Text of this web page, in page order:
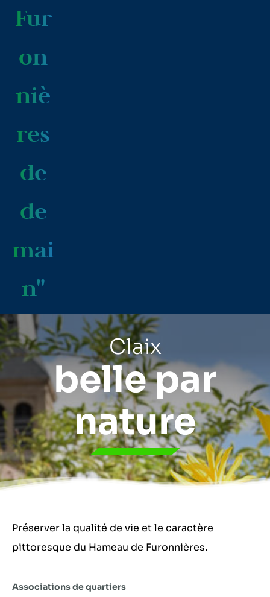
Fur
on
niè
res
de
de
mai
n"
Claix
belle par
nature
Préserver la qualité de vie et le caractère
pittoresque du Hameau de Furonnières.
Associations de quartiers